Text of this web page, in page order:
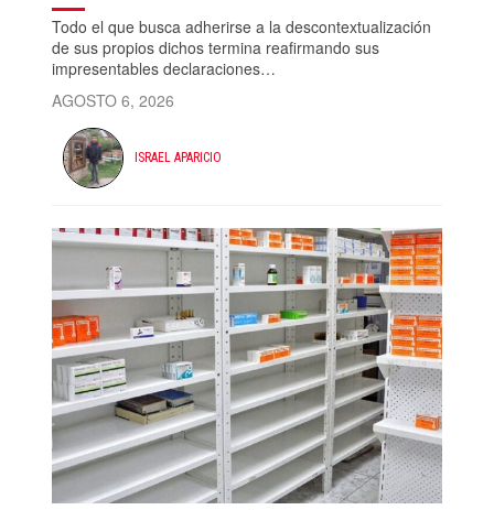
Todo el que busca adherirse a la descontextualización
de sus propios dichos termina reafirmando sus
impresentables declaraciones…
AGOSTO 6, 2026
ISRAEL APARICIO